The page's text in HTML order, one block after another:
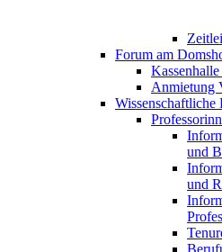
Forum am
Anmietung
Wissenschaftliche
und
und